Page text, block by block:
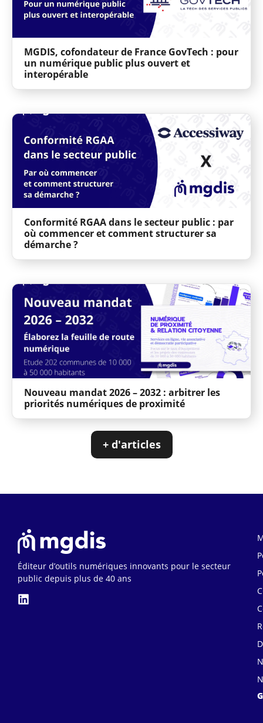
MGDIS, cofondateur de France GovTech : pour
un numérique public plus ouvert et
interopérable
Conformité RGAA dans le secteur public : par
où commencer et comment structurer sa
démarche ?
Nouveau mandat 2026 – 2032 : arbitrer les
priorités numériques de proximité
+ d'articles
Éditeur d’outils numériques innovants pour le secteur
public depuis plus de 40 ans